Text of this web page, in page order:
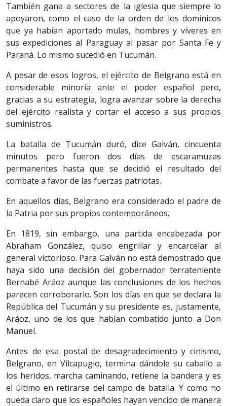
También gana a sectores de la iglesia que siempre lo
apoyaron, como el caso de la orden de los dominicos
que ya habían aportado mulas, hombres y víveres en
sus expediciones al Paraguay al pasar por Santa Fe y
Paraná. Lo mismo sucedió en Tucumán.
A pesar de esos logros, el ejército de Belgrano está en
considerable minoría ante el poder español pero,
gracias a su estrategia, logra avanzar sobre la derecha
del ejército realista y cortar el acceso a sus propios
suministros.
La batalla de Tucumán duró, dice Galván, cincuenta
minutos pero fueron dos días de escaramuzas
permanentes hasta que se decidió el resultado del
combate a favor de las fuerzas patriotas.
En aquellos días, Belgrano era considerado el padre de
la Patria por sus propios contemporáneos.
En 1819, sin embargo, una partida encabezada por
Abraham González, quiso engrillar y encarcelar al
general victorioso. Para Galván no está demostrado que
haya sido una decisión del gobernador terrateniente
Bernabé Aráoz aunque las conclusiones de los hechos
parecen corroborarlo. Son los días en que se declara la
República del Tucumán y su presidente es, justamente,
Aráoz, uno de los que habían combatido junto a Don
Manuel.
Antes de esa postal de desagradecimiento y cinismo,
Belgrano, en Vilcapugio, termina dándole su caballo a
los heridos, marcha caminando, retiene la bandera y es
el último en retirarse del campo de batalla. Y como no
queda claro que los españoles hayan vencido de manera